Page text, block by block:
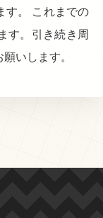
す。 これまでの
す。引き続き周
いします。